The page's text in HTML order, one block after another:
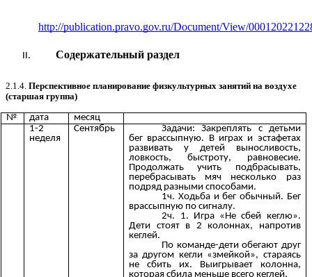
http://publication.pravo.gov.ru/Document/View/
Содержательный раздел
2.1.4. Перспективное планирование физкультурных занятий на воздухе
(старшая группа)
№ дата
месяц
1-2
неделя
Сентябрь
Задачи: Закреплять с детьми
бег врассыпную. В играх и эстафетах
развивать у детей выносливость,
ловкость, быстроту, равновесие.
Продолжать учить подбрасывать,
перебрасывать мяч несколько раз
подряд разными способами.
1ч. Ходьба и бег обычный. Бег
врассыпную по сигналу.
2ч. 1. Игра «Не сбей кеглю».
Дети стоят в 2 колоннах, напротив
кеглей.
По команде-дети обегают друг
за другом кегли «змейкой», стараясь
не сбить их. Выигрывает колонна,
которая сбила меньше всего кеглей.